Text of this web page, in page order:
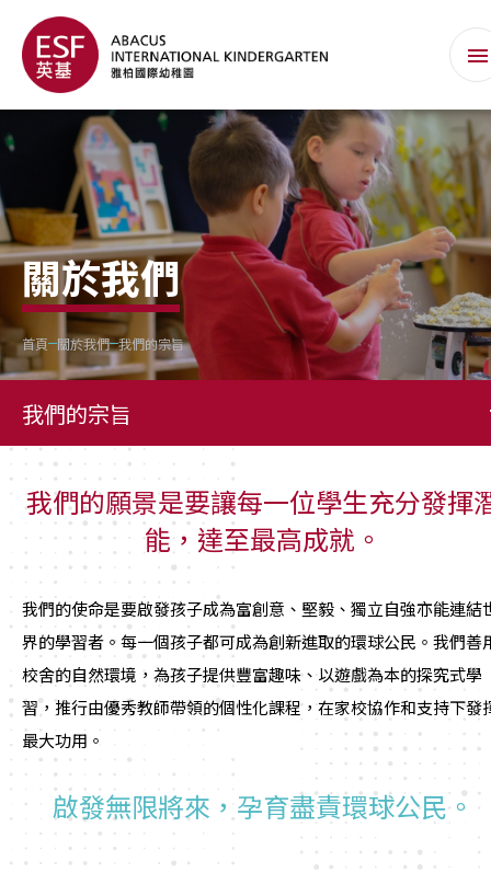
關於我們
首頁 關於我們 我們的宗旨
我們的宗旨
我們的願景是要讓每一位學生充分發揮
能，達至最高成就。
我們的使命是要啟發孩子成為富創意、堅毅、獨立自強亦能連結
界的學習者。每一個孩子都可成為創新進取的環球公民。我們善
校舍的自然環境，為孩子提供豐富趣味、以遊戲為本的探究式學
習，推行由優秀教師帶領的個性化課程，在家校協作和支持下發
最大功用。
啟發無限將來，孕育盡責環球公民。